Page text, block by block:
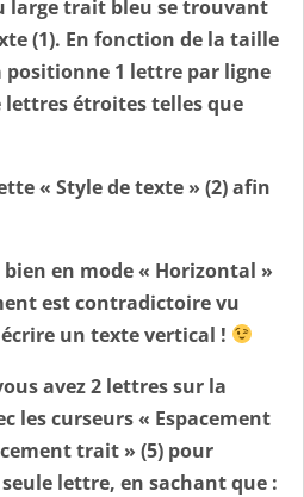
large trait bleu se trouvant
(1). En fonction de la taille
positionne 1 lettre par ligne
lettres étroites telles que
« Style de texte » (2) afin
en mode « Horizontal »
est contradictoire vu
un texte vertical !
avez 2 lettres sur la
les curseurs « Espacement
trait » (5) pour
lettre, en sachant que :